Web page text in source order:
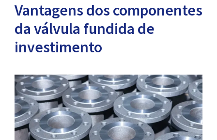
Vantagens dos componentes
da válvula fundida de
investimento